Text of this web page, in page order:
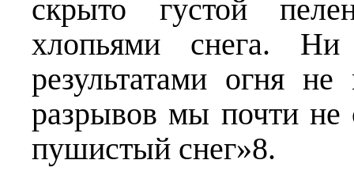
скрыто густой
хлопьями снега.
результатами огня
разрывов мы почти
пушистый снег»8.